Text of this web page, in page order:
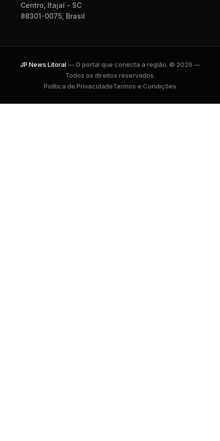
Centro, Itajaí - SC
88301-0075, Brasil
JP News Litoral— O portal que conecta a região. © 2026 —
Todos os direitos reservados.
Política de PrivacidadeTermos e Condições